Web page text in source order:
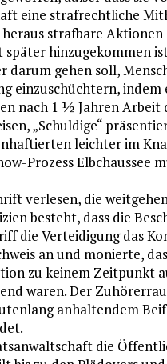
eine strafrechtliche
strafbare
später hinzugekommen
darum gehen soll,
einzuschüchtern,
nach 1 ½ Jahren Arbeit
„Schuldige“
leichter im
Prozess Elbchaussee
verlesen, die
besteht, dass die
die Verteidigung das
an und monierte,
zu keinem Zeitpunkt
waren. Der
anhaltendem
die